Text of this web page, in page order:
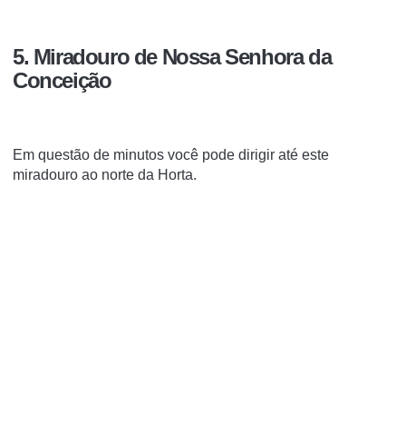
5. Miradouro de Nossa Senhora da
Conceição
Em questão de minutos você pode dirigir até este
miradouro ao norte da Horta.